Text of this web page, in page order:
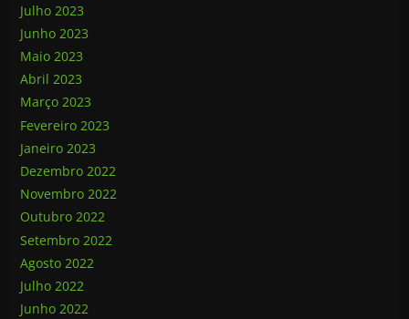
Julho 2023
Junho 2023
Maio 2023
Abril 2023
Março 2023
Fevereiro 2023
Janeiro 2023
Dezembro 2022
Novembro 2022
Outubro 2022
Setembro 2022
Agosto 2022
Julho 2022
Junho 2022